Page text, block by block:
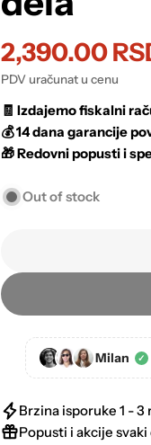
Sale
price
2,390.00
Regular
price
PDV uračunat u cenu
🧾Izdajemo fiskalni
💰14 dana garancije
🎁Redovni popusti i
Out of stock
Milan ✓
Brzina isporuke 1 - 3
Popusti i akcije svaki